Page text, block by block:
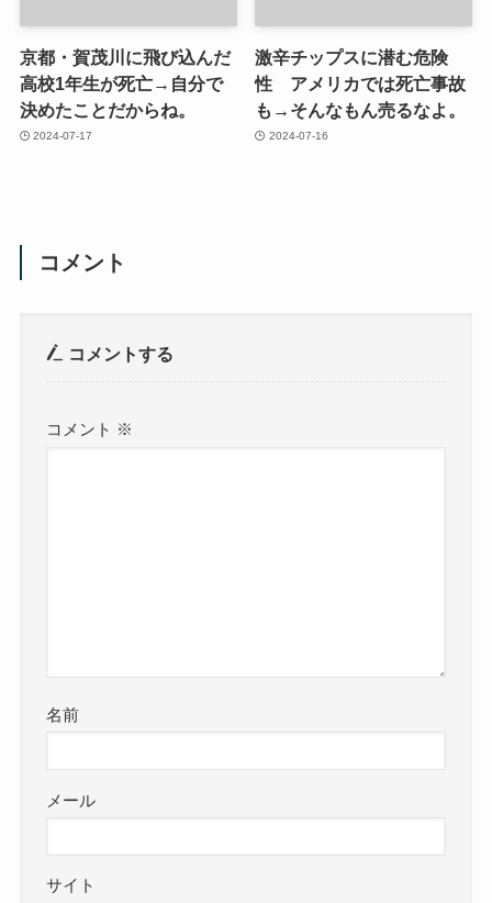
京都・賀茂川に飛び込んだ
高校1年生が死亡→自分で
決めたことだからね。
2024-07-17
激辛チップスに潜む危険
性 アメリカでは死亡事故
も→そんなもん売るなよ。
2024-07-16
コメント
コメントする
コメント ※
名前
メール
サイト